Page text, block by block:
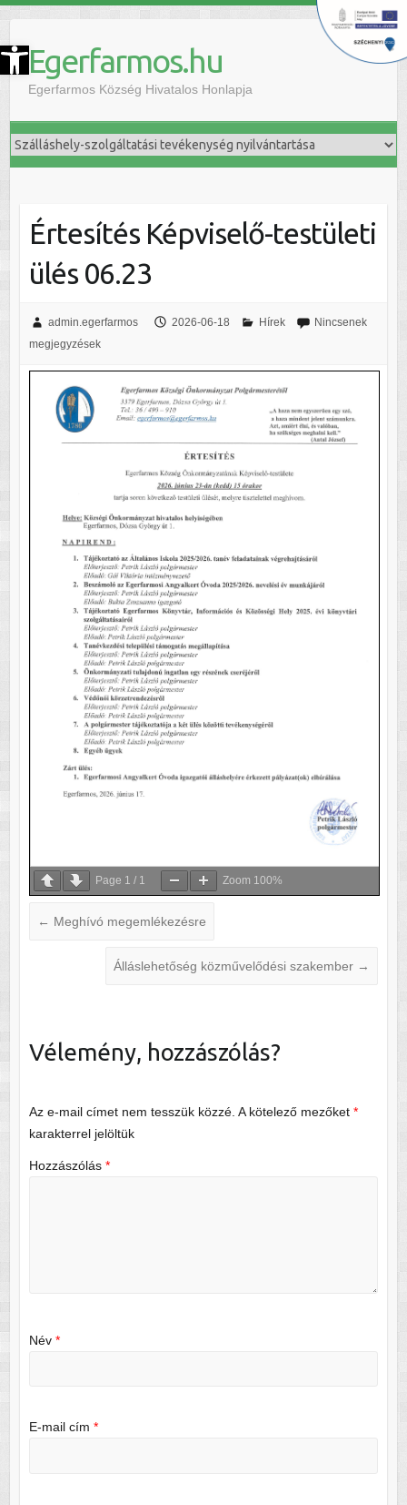
Eszköztár megnyitása Egerfarmos.hu
Egerfarmos Község Hivatalos Honlapja
Értesítés Képviselő-testületi
ülés 06.23
admin.egerfarmos 2026-06-18 Hírek
Nincsenek
megjegyzések
Page 1 / 1 Zoom 100%
← Meghívó megemlékezésre
Álláslehetőség közművelődési szakember →
Vélemény, hozzászólás?
Az e-mail címet nem tesszük közzé. A kötelező mezőket *
karakterrel jelöltük
Hozzászólás *
Név *
E-mail cím *